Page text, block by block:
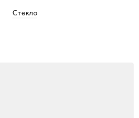
Стекло